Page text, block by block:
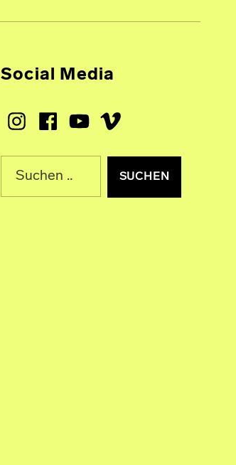
Social Media
InstagramFacebookYoutubeVimeo
Suche nach: